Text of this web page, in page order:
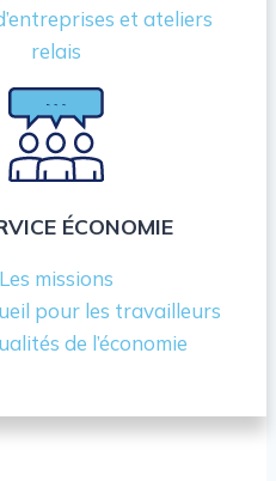
et ateliers
relais
ÉCONOMIE
Les missions
pour les travailleurs
de l’économie